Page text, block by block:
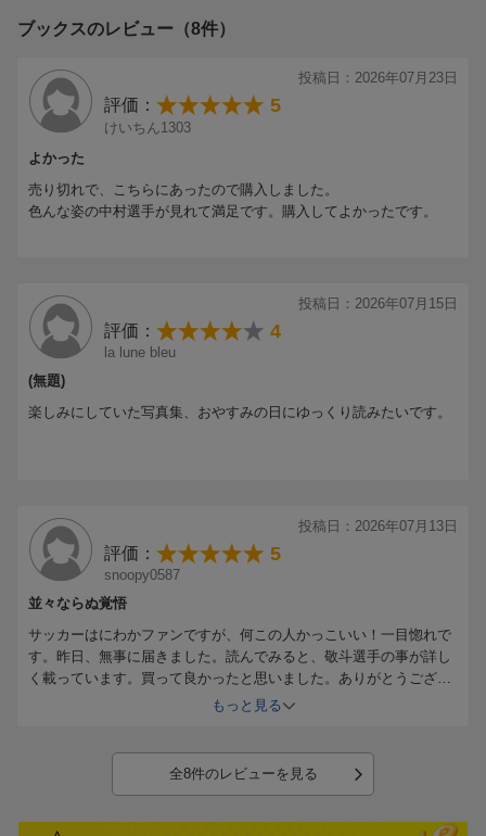
更新日：2026年05月28日
ブックスのレビュー（8件）
投稿日：2026年07月23日
評価： 5
けいちん1303
よかった
売り切れで、こちらにあったので購入しました。
色んな姿の中村選手が見れて満足です。購入してよかったです。
投稿日：2026年07月15日
評価： 4
la lune bleu
(無題)
楽しみにしていた写真集、おやすみの日にゆっくり読みたいです。
投稿日：2026年07月13日
評価： 5
snoopy0587
並々ならぬ覚悟
サッカーはにわかファンですが、何この人かっこいい！一目惚れで
す。昨日、無事に届きました。読んでみると、敬斗選手の事が詳し
く載っています。買って良かったと思いました。ありがとうござい
もっと見る
全8件のレビューを見る